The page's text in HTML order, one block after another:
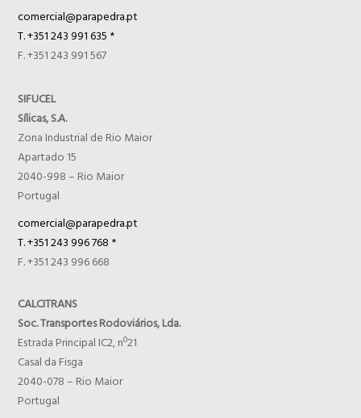
comercial@parapedra.pt
T. +351 243 991 635 *
F. +351 243 991 567
SIFUCEL
Sílicas, S.A.
Zona Industrial de Rio Maior
Apartado 15
2040-998 – Rio Maior
Portugal
comercial@parapedra.pt
T. +351 243 996 768 *
F. +351 243 996 668
CALCITRANS
Soc. Transportes Rodoviários, Lda.
Estrada Principal IC2, nº21
Casal da Fisga
2040-078 – Rio Maior
Portugal